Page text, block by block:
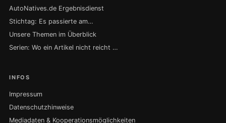
AutoNatives.de Ergebnisdienst
Stichtag: Es passierte am…
Unsere Themen im Überblick
Serien: Wo ein Artikel nicht reicht …
INFOS
Impressum
Datenschutzhinweise
Mediadaten & Kooperationsmöglichkeiten